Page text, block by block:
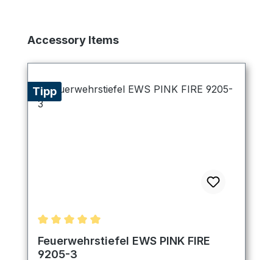
Produktgalerie überspringen
Accessory Items
Tipp
Durchschnittliche Bewertung von 5 von 5 Sternen
Feuerwehrstiefel EWS PINK FIRE
9205-3